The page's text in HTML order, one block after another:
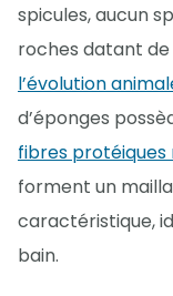
spicules, aucun
roches datant de
l’évolution
d’éponges
fibres
forment un
caractéristique,
bain.